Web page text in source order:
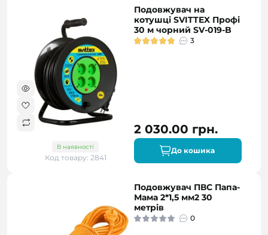
В наявності
Код товару: 2841
Подовжувач на
котушці SVITTEX Профі
30 м чорний SV-019-B
3
2 030.00 грн.
До кошика
Подовжувач ПВС Папа-
Мама 2*1,5 мм2 30
метрів
0